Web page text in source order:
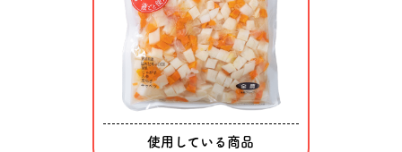
使用している商品